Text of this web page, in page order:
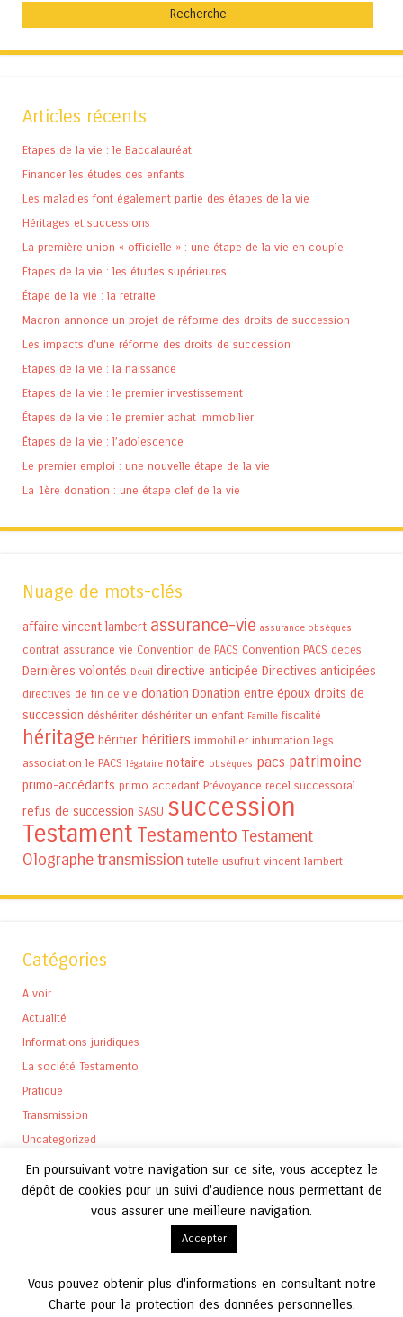
Articles récents
Etapes de la vie : le Baccalauréat
Financer les études des enfants
Les maladies font également partie des étapes de la vie
Héritages et successions
La première union « officielle » : une étape de la vie en couple
Étapes de la vie : les études supérieures
Étape de la vie : la retraite
Macron annonce un projet de réforme des droits de succession
Les impacts d’une réforme des droits de succession
Etapes de la vie : la naissance
Etapes de la vie : le premier investissement
Étapes de la vie : le premier achat immobilier
Étapes de la vie : l’adolescence
Le premier emploi : une nouvelle étape de la vie
La 1ère donation : une étape clef de la vie
Nuage de mots-clés
affaire vincent lambert assurance-vie assurance obsèques
contrat assurance vie Convention de PACS Convention PACS deces
Dernières volontés Deuil directive anticipée Directives anticipées
directives de fin de vie donation Donation entre époux droits de
succession déshériter déshériter un enfant Famille fiscalité
héritage héritier héritiers immobilier inhumation legs
association le PACS légataire notaire obsèques pacs patrimoine
primo-accédants primo accedant Prévoyance recel successoral
refus de succession SASU succession
Testament Testamento Testament
Olographetransmission tutelle usufruit vincent lambert
Catégories
A voir
Actualité
Informations juridiques
La société Testamento
Pratique
Transmission
Uncategorized
En poursuivant votre navigation sur ce site, vous acceptez le
dépôt de cookies pour un suivi d'audience nous permettant de
vous assurer une meilleure navigation.
Accepter
Vous pouvez obtenir plus d'informations en consultant notre
Charte pour la protection des données personnelles.